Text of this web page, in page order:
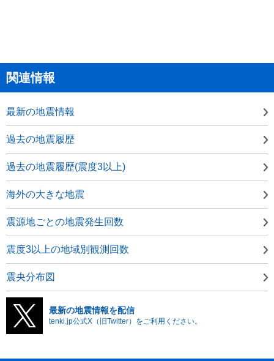
関連情報
最新の地震情報
過去の地震履歴
過去の地震履歴(震度3以上)
海外の大きな地震
震源地ごとの地震発生回数
震度3以上の地域別観測回数
震央分布図
最新の地震情報を配信
tenki.jp公式X（旧Twitter）をご利用ください。